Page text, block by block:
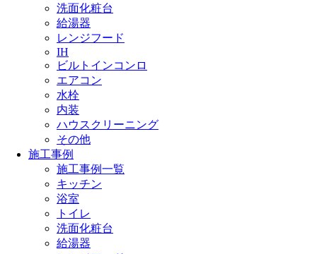
洗面化粧台
給湯器
レンジフード
IH
ビルトインコンロ
エアコン
水栓
内装
ハウスクリーニング
その他
施工事例
施工事例一覧
キッチン
浴室
トイレ
洗面化粧台
給湯器